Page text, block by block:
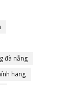
đà nẵng
hãng